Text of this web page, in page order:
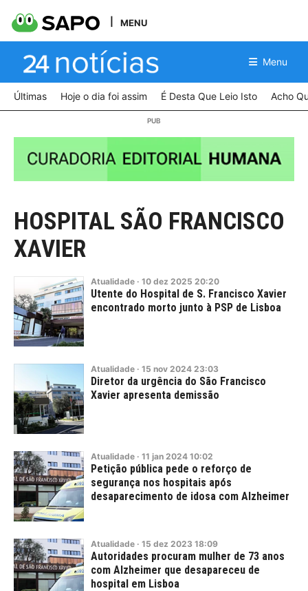
MENU
Menu
Últimas Hoje o dia foi assim É Desta Que Leio Isto Acho
HOSPITAL SÃO FRANCISCO
XAVIER
Atualidade · 10 dez 2025 20:20
Utente do Hospital de S. Francisco Xavier
encontrado morto junto à PSP de Lisboa
Atualidade · 15 nov 2024 23:03
Diretor da urgência do São Francisco
Xavier apresenta demissão
Atualidade · 11 jan 2024 10:02
Petição pública pede o reforço de
segurança nos hospitais após
desaparecimento de idosa com Alzheimer
Atualidade · 15 dez 2023 18:09
Autoridades procuram mulher de 73 anos
com Alzheimer que desapareceu de
hospital em Lisboa